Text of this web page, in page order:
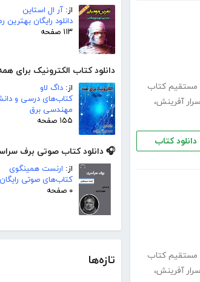
از: آر ال استاین
دانلود رایگان بهترین
۱۱۳ صفحه
دانلود کتاب الکترونیک برای
از: داگ لاو
کتاب‌های درسی و
مهندسی برق
۱۵۵ صفحه
🎧 دانلود کتاب صوتی برف
از: ارنست همینگوی
کتاب‌های صوتی
۰ صفحه
تازه‌ها
مستقیم کتاب
آفرینش،
دانلود کتاب
مستقیم کتاب
آفرینش،